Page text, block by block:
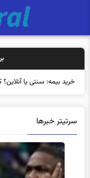
خرید بیمه: سنتی یا آنلاین؟
سرتیتر خبرها